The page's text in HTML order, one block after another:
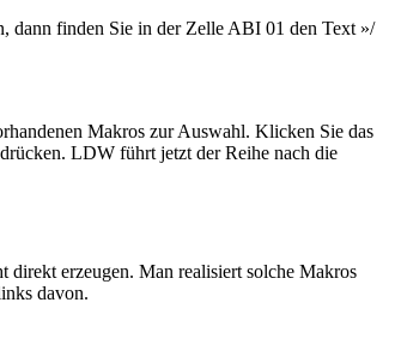
dann finden Sie in der Zelle ABI 01 den Text »/
Makros zur Auswahl. Klicken Sie das
LDW führt jetzt der Reihe nach die
direkt erzeugen. Man realisiert solche Makros
davon.